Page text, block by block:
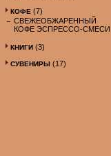
КОФЕ (7)
СВЕЖЕОБЖАРЕННЫЙ
КОФЕ ЭСПРЕССО-СМЕСИ
КНИГИ (3)
СУВЕНИРЫ (17)